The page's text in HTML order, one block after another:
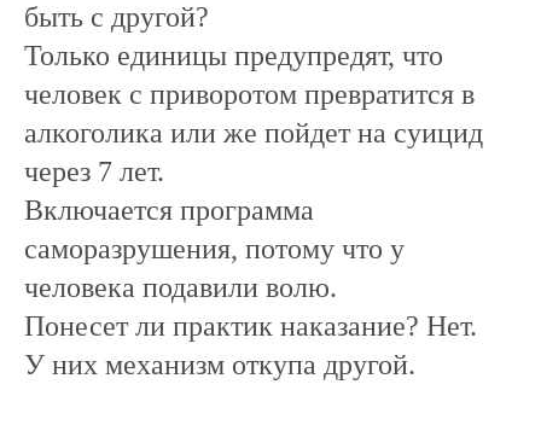
быть с другой?
Только единицы предупредят, что
человек с приворотом превратится в
алкоголика или же пойдет на суицид
через 7 лет.
Включается программа
саморазрушения, потому что у
человека подавили волю.
Понесет ли практик наказание? Нет.
У них механизм откупа другой.